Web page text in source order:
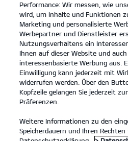
FULL SERVICE LEASING
Performance: Wir messen, wie
wird, um Inhalte und Funktionen
Marketing und personalisierte
Werbepartner und Dienstleister
Nutzungsverhaltens ein
Ihnen auf dieser Website und
interessenbasierte Werbung aus.
Einwilligung kann jederzeit mit
widerrufen werden. Über den
Kopfzeile gelangen Sie jederzeit
Präferenzen.
Weitere Informationen zu den
Speicherdauern und Ihren